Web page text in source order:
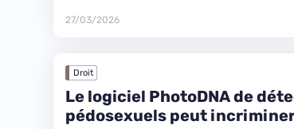
27/03/2026
Droit
Le logiciel PhotoDNA de
pédosexuels peut